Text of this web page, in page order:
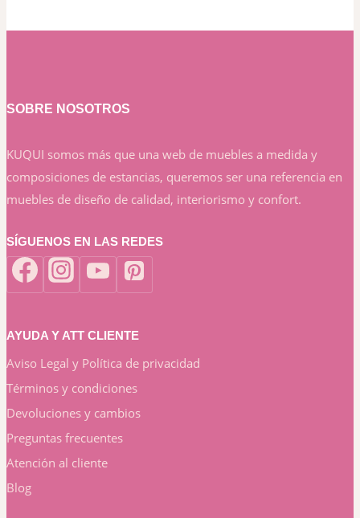
SOBRE NOSOTROS
KUQUI somos más que una web de muebles a medida y
composiciones de estancias, queremos ser una referencia en
muebles de diseño de calidad, interiorismo y confort.
SÍGUENOS EN LAS REDES
AYUDA Y ATT CLIENTE
Aviso Legal y Política de privacidad
Términos y condiciones
Devoluciones y cambios
Preguntas frecuentes
Atención al cliente
Blog